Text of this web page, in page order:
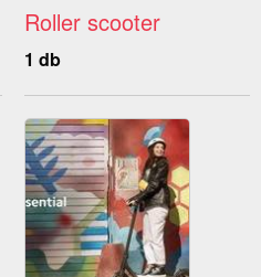
Roller scooter
1 db